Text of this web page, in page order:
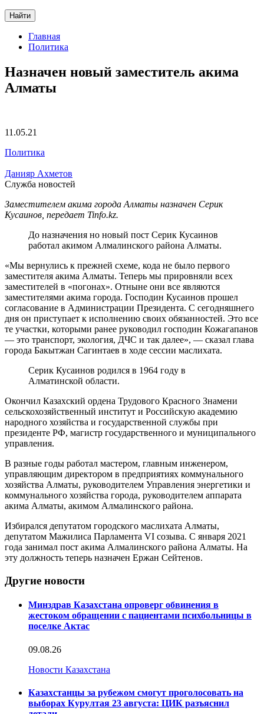
Найти
Главная
Политика
Назначен новый заместитель акима
Алматы
11.05.21
Политика
Данияр Ахметов
Служба новостей
Заместителем акима города Алматы назначен Серик
Кусаинов, передает Tinfo.kz.
До назначения но новый пост Серик Кусаинов
работал акимом Алмалинского района Алматы.
«Мы вернулись к прежней схеме, кода не было первого
заместителя акима Алматы. Теперь мы прировняли всех
заместителей в «погонах». Отныне они все являются
заместителями акима города. Господин Кусаинов прошел
согласование в Администрации Президента. С сегодняшнего
дня он приступает к исполнению своих обязанностей. Это все
те участки, которыми ранее руководил господин Кожагапанов
— это транспорт, экология, ДЧС и так далее», — сказал глава
города Бакытжан Сагинтаев в ходе сессии маслихата.
Серик Кусаинов родился в 1964 году в
Алматинской области.
Окончил Казахский ордена Трудового Красного Знамени
сельскохозяйственный институт и Российскую академию
народного хозяйства и государственной службы при
президенте РФ, магистр государственного и муниципального
управления.
В разные годы работал мастером, главным инженером,
управляющим директором в предприятиях коммунального
хозяйства Алматы, руководителем Управления энергетики и
коммунального хозяйства города, руководителем аппарата
акима Алматы, акимом Алмалинского района.
Избирался депутатом городского маслихата Алматы,
депутатом Мажилиса Парламента VI созыва. С января 2021
года занимал пост акима Алмалинского района Алматы. На
эту должность теперь назначен Ержан Сейтенов.
Другие новости
Минздрав Казахстана опроверг обвинения в
жестоком обращении с пациентами психбольницы в
поселке Актас
09.08.26
Новости Казахстана
Казахстанцы за рубежом смогут проголосовать на
выборах Курултая 23 августа: ЦИК разъяснил